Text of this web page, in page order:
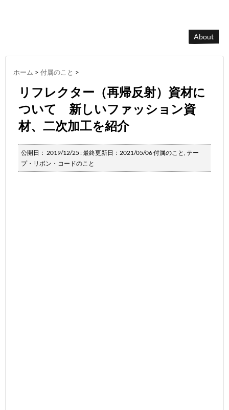
About
ホーム > 付属のこと >
リフレクター（再帰反射）資材に
ついて 新しいファッション資
材、二次加工を紹介
公開日： 2019/12/25 : 最終更新日：2021/05/06付属のこと, テー
プ・リボン・コードのこと